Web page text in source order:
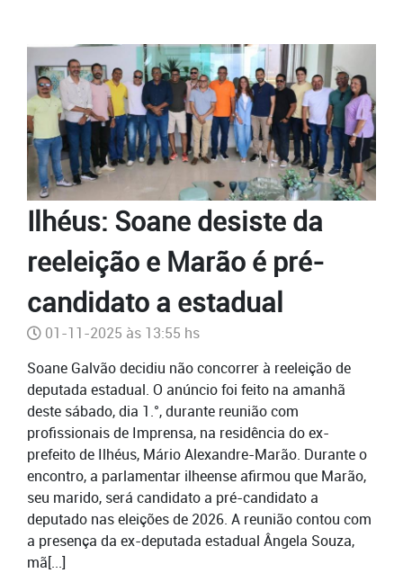
Ilhéus: Soane desiste da
reeleição e Marão é pré-
candidato a estadual
01-11-2025 às 13:55 hs
Soane Galvão decidiu não concorrer à reeleição de
deputada estadual. O anúncio foi feito na amanhã
deste sábado, dia 1.°, durante reunião com
profissionais de Imprensa, na residência do ex-
prefeito de Ilhéus, Mário Alexandre-Marão. Durante o
encontro, a parlamentar ilheense afirmou que Marão,
seu marido, será candidato a pré-candidato a
deputado nas eleições de 2026. A reunião contou com
a presença da ex-deputada estadual Ângela Souza,
mã[...]